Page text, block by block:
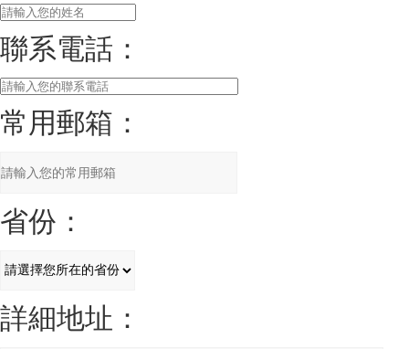
聯系電話：
常用郵箱：
省份：
詳細地址：